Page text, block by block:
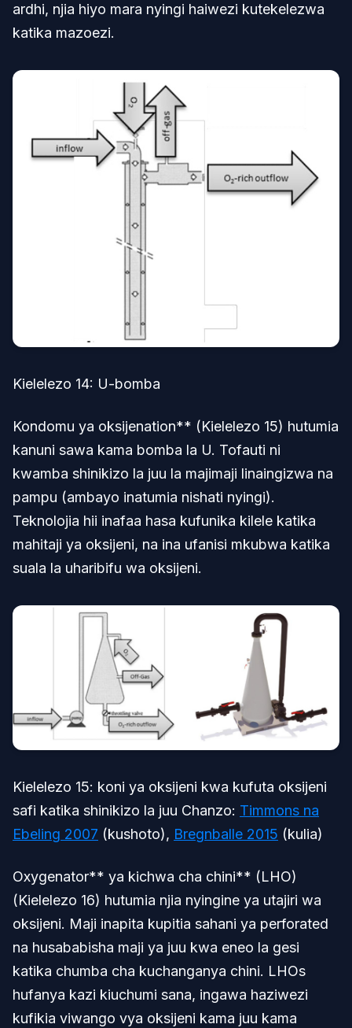
ardhi, njia hiyo mara nyingi haiwezi kutekelezwa
katika mazoezi.
Kielelezo 14: U-bomba
Kondomu ya oksijenation** (Kielelezo 15) hutumia
kanuni sawa kama bomba la U. Tofauti ni
kwamba shinikizo la juu la majimaji linaingizwa na
pampu (ambayo inatumia nishati nyingi).
Teknolojia hii inafaa hasa kufunika kilele katika
mahitaji ya oksijeni, na ina ufanisi mkubwa katika
suala la uharibifu wa oksijeni.
Kielelezo 15: koni ya oksijeni kwa kufuta oksijeni
safi katika shinikizo la juu Chanzo: Timmons na
Ebeling 2007 (kushoto), Bregnballe 2015 (kulia)
Oxygenator** ya kichwa cha chini** (LHO)
(Kielelezo 16) hutumia njia nyingine ya utajiri wa
oksijeni. Maji inapita kupitia sahani ya perforated
na husababisha maji ya juu kwa eneo la gesi
katika chumba cha kuchanganya chini. LHOs
hufanya kazi kiuchumi sana, ingawa haziwezi
kufikia viwango vya oksijeni kama juu kama